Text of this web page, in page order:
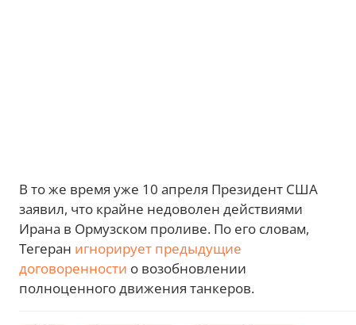
В то же время уже 10 апреля Президент США
заявил, что крайне недоволен действиями
Ирана в Ормузском проливе. По его словам,
Тегеран игнорирует предыдущие
договоренности о возобновлении
полноценного движения танкеров.